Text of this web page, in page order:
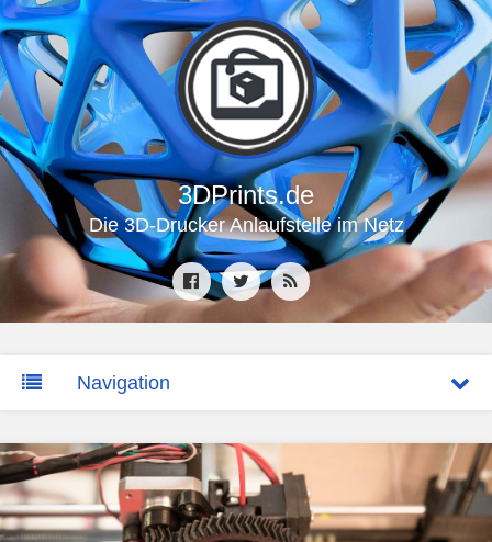
3DPrints.de
Die 3D-Drucker Anlaufstelle im Netz
Navigation